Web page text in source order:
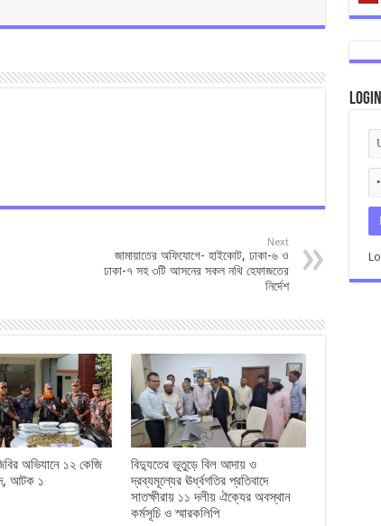
Next
জামায়াতের অফিযোগে- হাইকোট, ঢাকা-৬ ও
ঢাকা-৭ সহ ৩টি আসনের সকল নথি হেফাজতের
নির্দেশ
অভিযানে ১২ কেজি
আটক ১
বিদ্যুতের ভূতুড়ে বিল আদায় ও
দ্রব্যমূল্যের ঊর্ধ্বগতির প্রতিবাদে
সাতক্ষীরায় ১১ দলীয় ঐক্যের অবস্থান
কর্মসূচি ও স্মারকলিপি
Login